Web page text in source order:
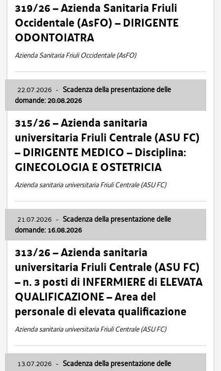
319/26 – Azienda Sanitaria Friuli
Occidentale (AsFO) – DIRIGENTE
ODONTOIATRA
Azienda Sanitaria Friuli Occidentale (AsFO)
22.07.2026 - Scadenza della presentazione delle
domande: 20.08.2026
315/26 – Azienda sanitaria
universitaria Friuli Centrale (ASU FC)
– DIRIGENTE MEDICO – Disciplina:
GINECOLOGIA E OSTETRICIA
Azienda sanitaria universitaria Friuli Centrale (ASU FC)
21.07.2026 - Scadenza della presentazione delle
domande: 16.08.2026
313/26 – Azienda sanitaria
universitaria Friuli Centrale (ASU FC)
– n. 3 posti di INFERMIERE di ELEVATA
QUALIFICAZIONE – Area del
personale di elevata qualificazione
Azienda sanitaria universitaria Friuli Centrale (ASU FC)
13.07.2026 - Scadenza della presentazione delle